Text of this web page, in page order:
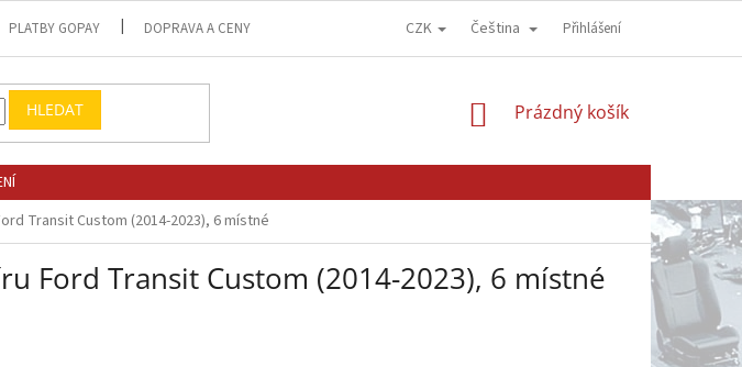
PLATBY GOPAY DOPRAVA A CENY OBCHODNÍ PODMÍNKY GDPR - OCHRANA OSOBNÍCH ÚDAJŮ
CZK Čeština Přihlášení
HLEDAT
NÁKUPNÍ
Prázdný košík
Transit Custom (2014-2023), 6 místné
Ford Transit Custom (2014-2023), 6 místné